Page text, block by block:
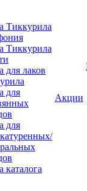
Тиккурила
Тиккурила
для лаков
для
для
каталога
Акции